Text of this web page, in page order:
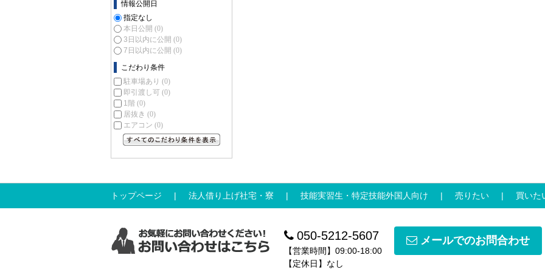
情報公開日
指定なし
本日公開 (0)
3日以内に公開 (0)
7日以内に公開 (0)
こだわり条件
駐車場あり (0)
即引渡し可 (0)
1階 (0)
居抜き (0)
エアコン (0)
トップページ 法人借り上げ社宅・寮 技能実習生・特定技能外国人向け 売りたい 買いた
050-5212-5607
【営業時間】09:00-18:00
【定休日】なし
メールでのお問合わせ